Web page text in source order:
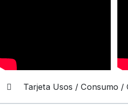
Tarjeta Usos / Consumo /